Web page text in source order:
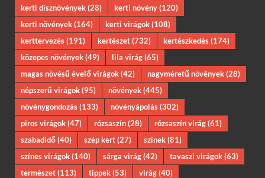
kerti dísznövények(28) kerti növény(120)
kerti növények(164) kerti virágok(108)
kerttervezés(191) kertészet(732) kertészkedés(174)
közepes növények(49) lila virág(65)
magas növésű évelő virágok(42) nagyméretű növények(28)
népszerű virágok(95) növények(445)
növénygondozás(133) növényápolás(302)
piros virágok(47) rózsaszín(28) rózsaszín virág(61)
szabadidő(40) szép kert(27) színek(81)
színes virágok(140) sárga virág(42) tavaszi virágok(63)
természet(113) tippek(53) virág(40)